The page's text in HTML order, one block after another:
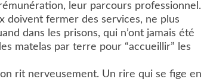
leur parcours professionnel.
doivent fermer des services, ne plus
dans les prisons, qui n’ont jamais été
matelas par terre pour “accueillir” les
rit nerveusement. Un rire qui se fige en